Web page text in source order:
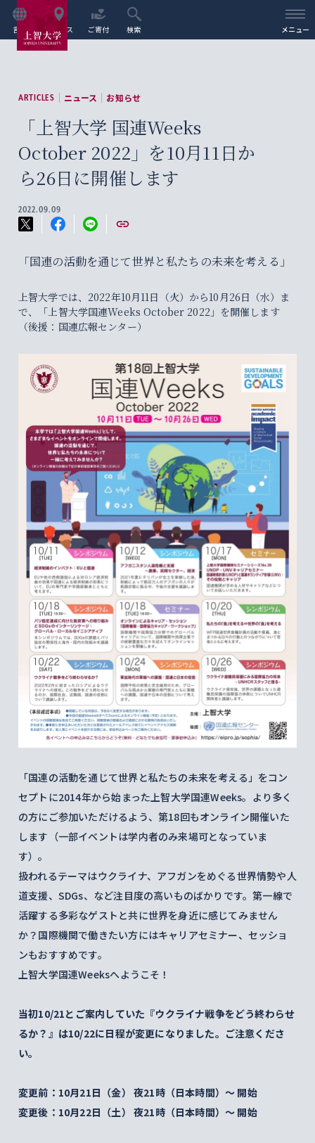
言語 アクセス ご寄付 検索 メニュー
ARTICLES ニュース お知らせ
「上智大学 国連Weeks
October 2022」を10月11日か
ら26日に開催します
2022.09.09
「国連の活動を通じて世界と私たちの未来を考える」
上智大学では、2022年10月11日（火）から10月26日（水）ま
で、「上智大学国連Weeks October 2022」を開催します
（後援：国連広報センター）
「国連の活動を通じて世界と私たちの未来を考える」をコン
セプトに2014年から始まった上智大学国連Weeks。より多く
の方にご参加いただけるよう、第18回もオンライン開催いた
します（一部イベントは学内者のみ来場可となっていま
す）。
扱われるテーマはウクライナ、アフガンをめぐる世界情勢や人
道支援、SDGs、など注目度の高いものばかりです。第一線で
活躍する多彩なゲストと共に世界を身近に感じてみません
か？国際機関で働きたい方にはキャリアセミナー、セッショ
ンもおすすめです。
上智大学国連Weeksへようこそ！
当初10/21とご案内していた『ウクライナ戦争をどう終わらせ
るか？』は10/22に日程が変更になりました。ご注意くださ
い。
変更前：10月21日（金） 夜21時（日本時間）〜 開始
変更後：10月22日（土） 夜21時（日本時間）〜 開始